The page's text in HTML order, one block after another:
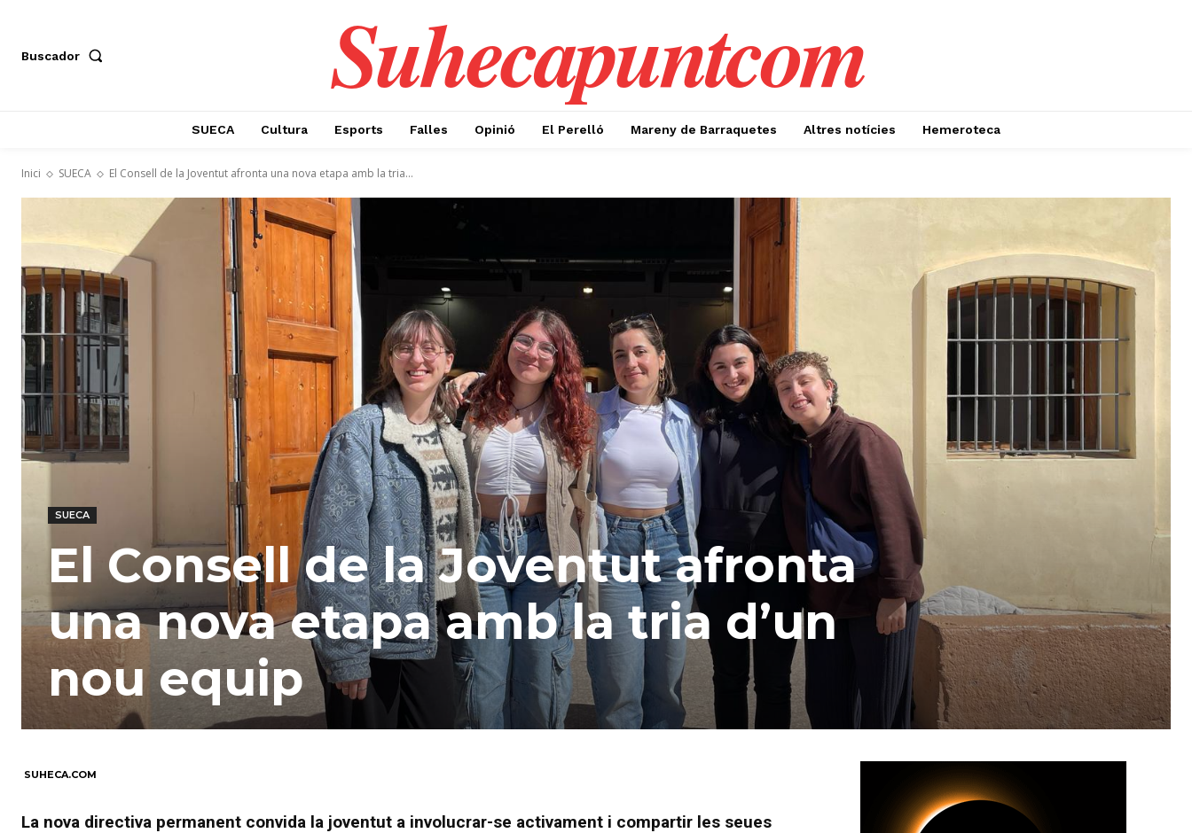
Buscador Suhecapuntcom
SUECA Cultura Esports Falles Opinió El Perelló Mareny de Barraquetes Altres notícies Hemeroteca
Inici SUECA El Consell de la Joventut afronta una nova etapa amb la tria...
SUECA
El Consell de la Joventut afronta
una nova etapa amb la tria d’un
nou equip
SUHECA.COM
La nova directiva permanent convida la joventut a involucrar-se activament i compartir les seues